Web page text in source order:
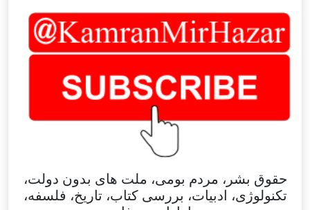
حقوق بشر، مردم بومی، ملت های بدون دولت،
تکنولوژی، ادبیات، بررسی کتاب، تاریخ، فلسفه،